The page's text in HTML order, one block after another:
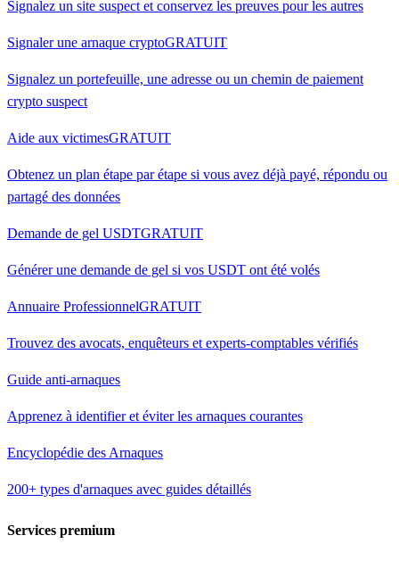
Signalez un site suspect et conservez les preuves pour les autres
Signaler une arnaque cryptoGRATUIT
Signalez un portefeuille, une adresse ou un chemin de paiement
crypto suspect
Aide aux victimesGRATUIT
Obtenez un plan étape par étape si vous avez déjà payé, répondu ou
partagé des données
Demande de gel USDTGRATUIT
Générer une demande de gel si vos USDT ont été volés
Annuaire ProfessionnelGRATUIT
Trouvez des avocats, enquêteurs et experts-comptables vérifiés
Guide anti-arnaques
Apprenez à identifier et éviter les arnaques courantes
Encyclopédie des Arnaques
200+ types d'arnaques avec guides détaillés
Services premium